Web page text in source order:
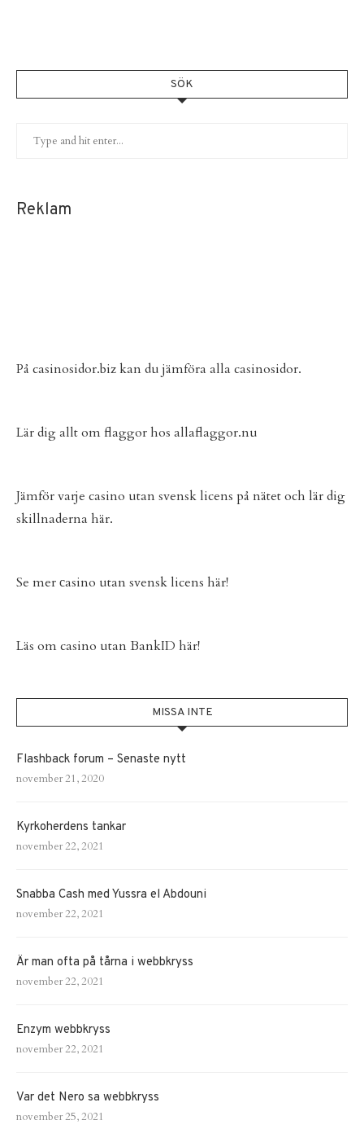
SÖK
Reklam
På casinosidor.bizkan du jämföra alla casinosidor.
Lär dig allt om flaggor hos allaflaggor.nu
Jämför varje casino utan svensk licens på nätet och lär dig
skillnaderna här.
Se merсasino utan svensk licens här!
Läs omcasino utan BankID här!
MISSA INTE
Flashback forum – Senaste nytt
november 21, 2020
Kyrkoherdens tankar
november 22, 2021
Snabba Cash med Yussra el Abdouni
november 22, 2021
Är man ofta på tårna i webbkryss
november 22, 2021
Enzym webbkryss
november 22, 2021
Var det Nero sa webbkryss
november 25, 2021